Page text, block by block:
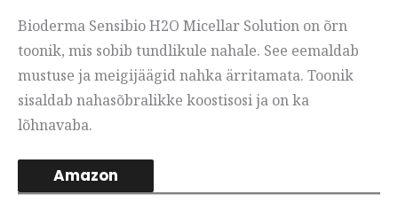
Bioderma Sensibio H2O Micellar Solution on õrn
toonik, mis sobib tundlikule nahale. See eemaldab
mustuse ja meigijäägid nahka ärritamata. Toonik
sisaldab nahasõbralikke koostisosi ja on ka
lõhnavaba.
Amazon